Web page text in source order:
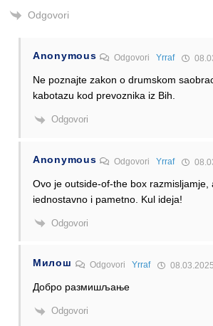
Odgovori
Anonymous OdgovoriYrraf
Ne poznajte zakon o drumskom
kabotazu kod prevoznika iz Bih.
Odgovori
Anonymous OdgovoriYrraf
Ovo je outside-of-the box razmisljamje,
iednostavno i pametno. Kul ideja!
Odgovori
Милош Odgovori Yrraf
Добро размишљање
Odgovori